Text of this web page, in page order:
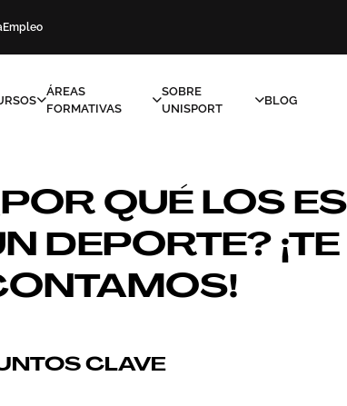
Empleo
ÁREAS
FORMATIVAS
SOBRE
UNISPORT
BLOG
QUÉ LOS
DEPORTE?
CLAVE